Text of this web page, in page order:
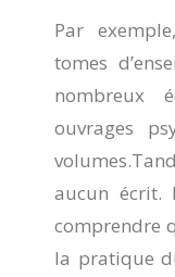
Par
tomes
nombreux
ouvrages
aucun écrit.
comprendre
la pratique